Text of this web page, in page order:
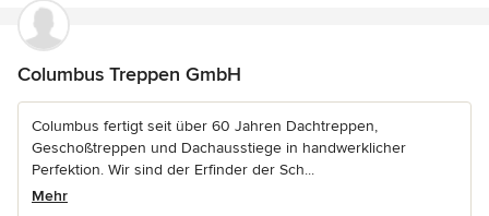
Columbus Treppen GmbH
Columbus fertigt seit über 60 Jahren Dachtreppen,
Geschoßtreppen und Dachausstiege in handwerklicher
Perfektion. Wir sind der Erfinder der Sch...
Mehr